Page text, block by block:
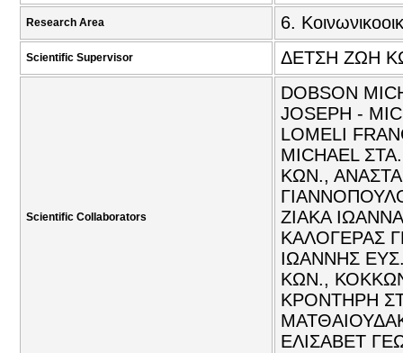
Research Area 6.
Scientific Supervisor ΔΕΤΣΗ ΖΩΗ
Scientific Collaborators
DOBSON
JOSEPH -
LOMELI
MICHAEL
ΚΩΝ.,
ΖΙΑΚΑ
ΚΑΛΟΓΕΡΑΣ
ΙΩΑΝΝΗΣ
ΚΩΝ.,
ΚΡΟΝΤΗΡΗ
ΕΛΙΣΑΒΕΤ